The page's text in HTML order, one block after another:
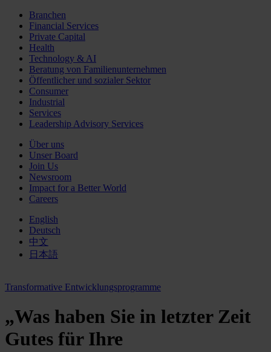
Branchen
Financial Services
Private Capital
Health
Technology & AI
Beratung von Familienunternehmen
Öffentlicher und sozialer Sektor
Consumer
Industrial
Services
Leadership Advisory Services
Über uns
Unser Board
Join Us
Newsroom
Impact for a Better World
Careers
English
Deutsch
中文
日本語
Transformative Entwicklungsprogramme
„Was haben Sie in letzter Zeit
Gutes für Ihre